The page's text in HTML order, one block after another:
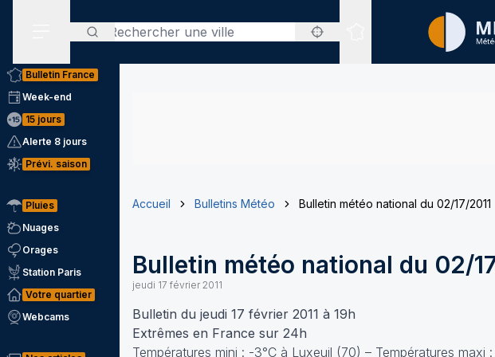
Rechercher
Sites expertisés
Bulletin France
Week-end
15 jours
Alerte 8 jours
Prévi. saison
Pluies
Nuages
Orages
Station Paris
Votre quartier
Webcams
Accueil Bulletins Météo Bulletin météo national du 02/17/2011
Bulletin météo national du 02/
jeudi 17 février 2011
Bulletin du jeudi 17 février 2011 à 19h
Extrêmes en France sur 24h
Températures mini : -3°C à Luxeuil (70) – Températures